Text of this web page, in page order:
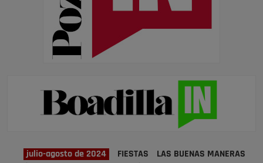
julio-agosto de 2024 FIESTAS
LAS BUENAS MANERAS